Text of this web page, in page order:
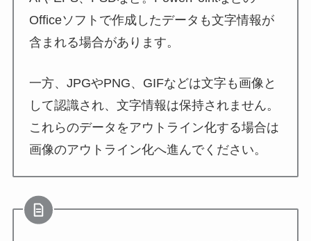
Officeソフトで作成したデータも文字情報が
含まれる場合があります。
一方、JPGやPNG、GIFなどは文字も画像と
して認識され、文字情報は保持されません。
これらのデータをアウトライン化する場合は
画像のアウトライン化へ進んでください。